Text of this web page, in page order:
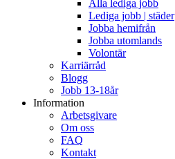
Alla lediga jobb
Lediga jobb | städer
Jobba hemifrån
Jobba utomlands
Volontär
Karriärråd
Blogg
Jobb 13-18år
Information
Arbetsgivare
Om oss
FAQ
Kontakt